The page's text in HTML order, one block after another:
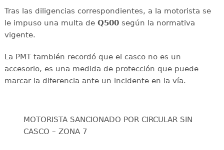
Tras las diligencias correspondientes, a la motorista se
le impuso una multa de Q500según la normativa
vigente.
La PMT también recordó que el casco no es un
accesorio, es una medida de protección que puede
marcar la diferencia ante un incidente en la vía.
MOTORISTA SANCIONADO POR CIRCULAR SIN
CASCO – ZONA 7